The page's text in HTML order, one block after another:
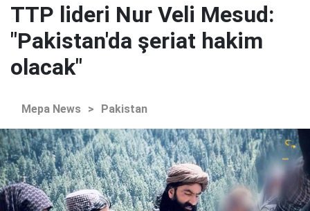
TTP lideri Nur Veli Mesud:
"Pakistan'da şeriat hakim
olacak"
Mepa News > Pakistan